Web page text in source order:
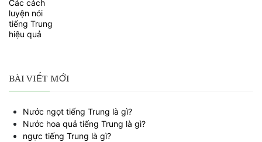
BÀI VIẾT MỚI
Nước ngọt tiếng Trung là gì?
Nước hoa quả tiếng Trung là gì?
ngực tiếng Trung là gì?